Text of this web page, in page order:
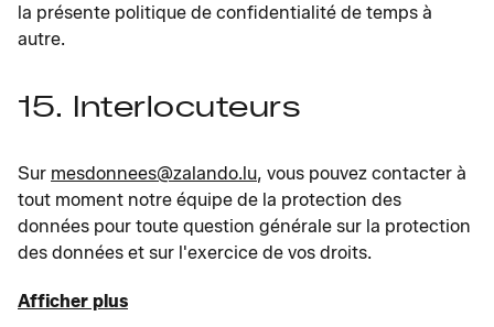
la présente politique de confidentialité de temps à
autre.
15. Interlocuteurs
Sur mesdonnees@zalando.lu, vous pouvez contacter à
tout moment notre équipe de la protection des
données pour toute question générale sur la protection
des données et sur l'exercice de vos droits.
Afficher plus